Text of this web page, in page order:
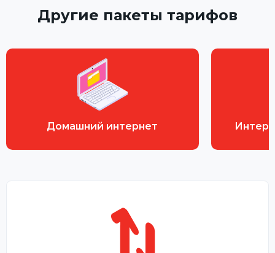
Другие пакеты тарифов
Домашний интернет